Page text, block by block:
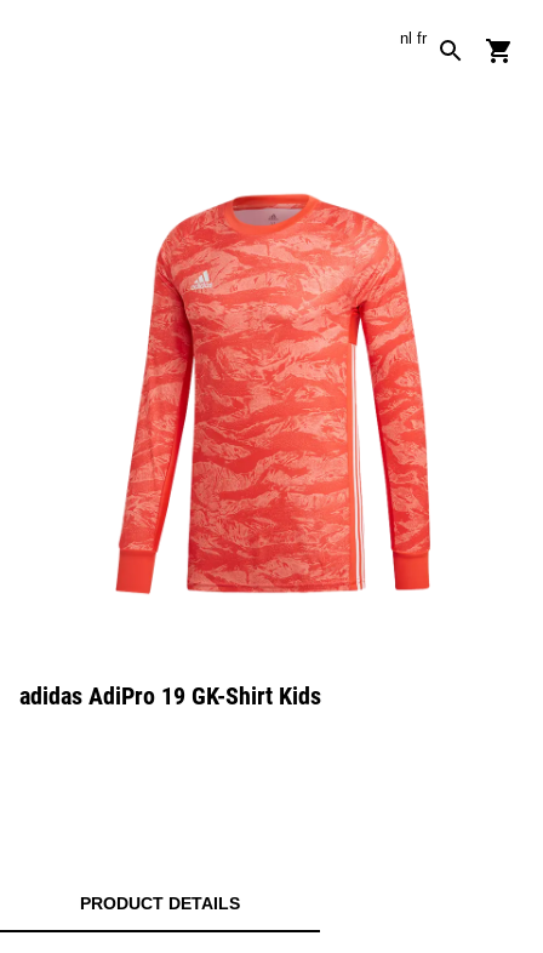
nl fr
adidas AdiPro 19 GK-Shirt Kids
PRODUCT DETAILS